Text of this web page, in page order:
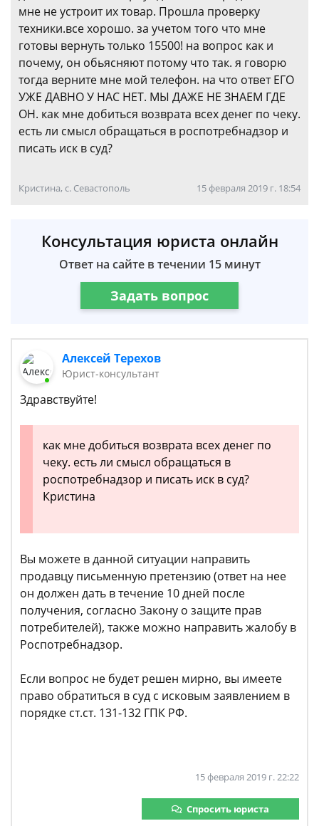
мне не устроит их товар. Прошла проверку
техники.все хорошо. за учетом того что мне
готовы вернуть только 15500! на вопрос как и
почему, он обьясняют потому что так. я говорю
тогда верните мне мой телефон. на что ответ ЕГО
УЖЕ ДАВНО У НАС НЕТ. МЫ ДАЖЕ НЕ ЗНАЕМ ГДЕ
ОН. как мне добиться возврата всех денег по чеку.
есть ли смысл обращаться в роспотребнадзор и
писать иск в суд?
Кристина, с. Севастополь 15 февраля 2019 г. 18:54
Консультация юриста онлайн
Ответ на сайте в течении 15 минут
Задать вопрос
Алексей Терехов
Юрист-консультант
Здравствуйте!
как мне добиться возврата всех денег по
чеку. есть ли смысл обращаться в
роспотребнадзор и писать иск в суд?
Кристина
Вы можете в данной ситуации направить
продавцу письменную претензию (ответ на нее
он должен дать в течение 10 дней после
получения, согласно Закону о защите прав
потребителей), также можно направить жалобу в
Роспотребнадзор.
Если вопрос не будет решен мирно, вы имеете
право обратиться в суд с исковым заявлением в
порядке ст.ст. 131-132 ГПК РФ.
15 февраля 2019 г. 22:22
Спросить юриста